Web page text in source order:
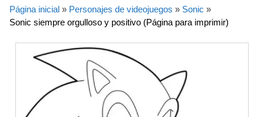
Página inicial » Personajes de videojuegos » Sonic »
Sonic siempre orgulloso y positivo (Página para imprimir)